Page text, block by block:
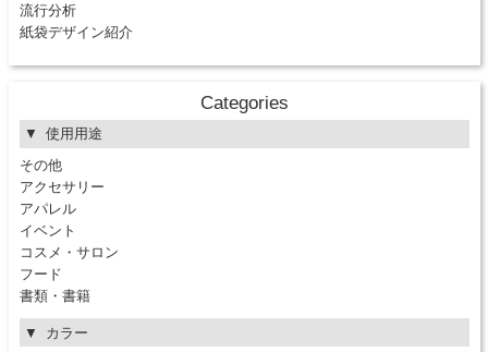
流行分析
紙袋デザイン紹介
Categories
使用用途
その他
アクセサリー
アパレル
イベント
コスメ・サロン
フード
書類・書籍
カラー